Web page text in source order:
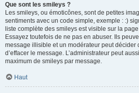
Que sont les smileys ?
Les smileys, ou émoticônes, sont de petites
sentiments avec un code simple, exemple : :)
liste complète des smileys est visible sur la
Essayez toutefois de ne pas en abuser. Ils
message illisible et un modérateur peut décider
d’effacer le message. L’administrateur peut
maximum de smileys par message.
Haut